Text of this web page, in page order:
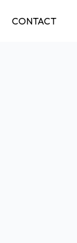
CONTACT